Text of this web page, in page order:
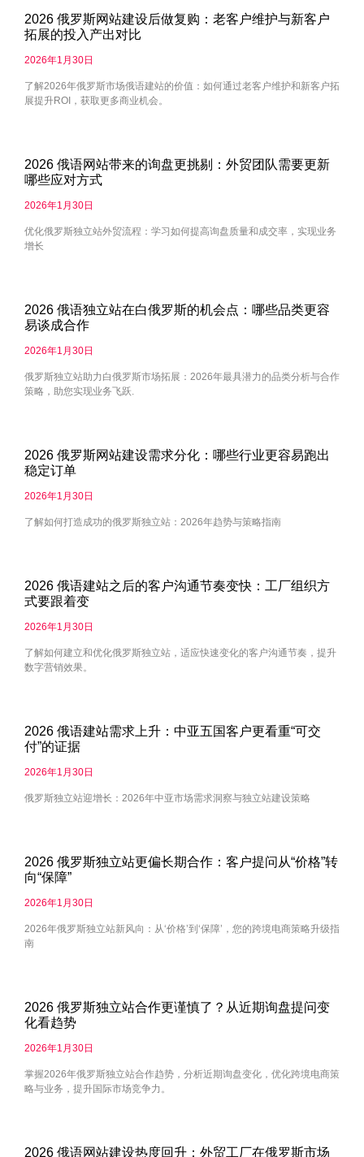
2026 俄罗斯网站建设后做复购：老客户维护与新客户
拓展的投入产出对比
2026年1月30日
了解2026年俄罗斯市场俄语建站的价值：如何通过老客户维护和新客户拓
展提升ROI，获取更多商业机会。
2026 俄语网站带来的询盘更挑剔：外贸团队需要更新
哪些应对方式
2026年1月30日
优化俄罗斯独立站外贸流程：学习如何提高询盘质量和成交率，实现业务
增长
2026 俄语独立站在白俄罗斯的机会点：哪些品类更容
易谈成合作
2026年1月30日
俄罗斯独立站助力白俄罗斯市场拓展：2026年最具潜力的品类分析与合作
策略，助您实现业务飞跃.
2026 俄罗斯网站建设需求分化：哪些行业更容易跑出
稳定订单
2026年1月30日
了解如何打造成功的俄罗斯独立站：2026年趋势与策略指南
2026 俄语建站之后的客户沟通节奏变快：工厂组织方
式要跟着变
2026年1月30日
了解如何建立和优化俄罗斯独立站，适应快速变化的客户沟通节奏，提升
数字营销效果。
2026 俄语建站需求上升：中亚五国客户更看重“可交
付”的证据
2026年1月30日
俄罗斯独立站迎增长：2026年中亚市场需求洞察与独立站建设策略
2026 俄罗斯独立站更偏长期合作：客户提问从“价格”转
向“保障”
2026年1月30日
2026年俄罗斯独立站新风向：从‘价格’到‘保障’，您的跨境电商策略升级指
南
2026 俄罗斯独立站合作更谨慎了？从近期询盘提问变
化看趋势
2026年1月30日
掌握2026年俄罗斯独立站合作趋势，分析近期询盘变化，优化跨境电商策
略与业务，提升国际市场竞争力。
2026 俄语网站建设热度回升：外贸工厂在俄罗斯市场